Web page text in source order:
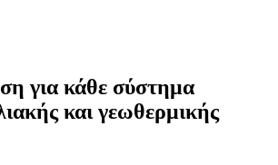
για κάθε σύστημα
και γεωθερμικής